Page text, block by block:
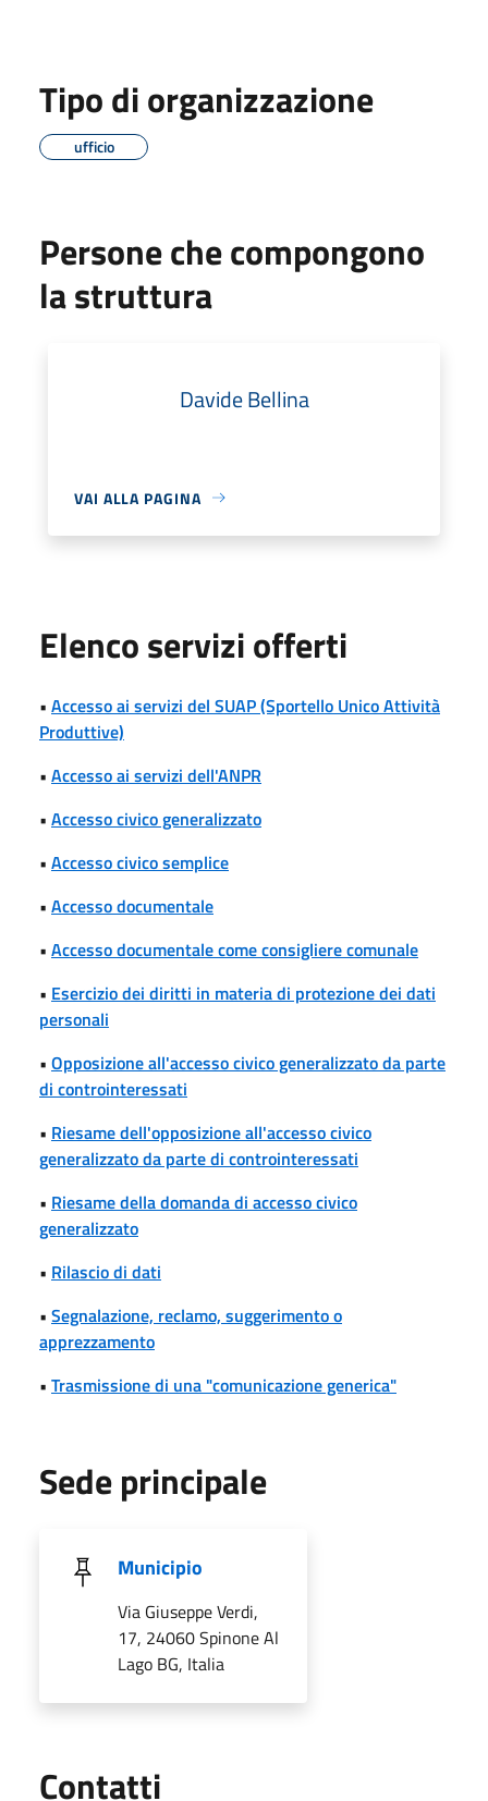
Tipo di organizzazione
ufficio
Persone che compongono
la struttura
Davide Bellina
VAI ALLA PAGINA
Elenco servizi offerti
• Accesso ai servizi del SUAP (Sportello Unico Attività
Produttive)
• Accesso ai servizi dell'ANPR
• Accesso civico generalizzato
• Accesso civico semplice
• Accesso documentale
• Accesso documentale come consigliere comunale
• Esercizio dei diritti in materia di protezione dei dati
personali
• Opposizione all'accesso civico generalizzato da parte
di controinteressati
• Riesame dell'opposizione all'accesso civico
generalizzato da parte di controinteressati
• Riesame della domanda di accesso civico
generalizzato
• Rilascio di dati
• Segnalazione, reclamo, suggerimento o
apprezzamento
• Trasmissione di una "comunicazione generica"
Sede principale
Municipio
Via Giuseppe Verdi,
17, 24060 Spinone Al
Lago BG, Italia
Contatti